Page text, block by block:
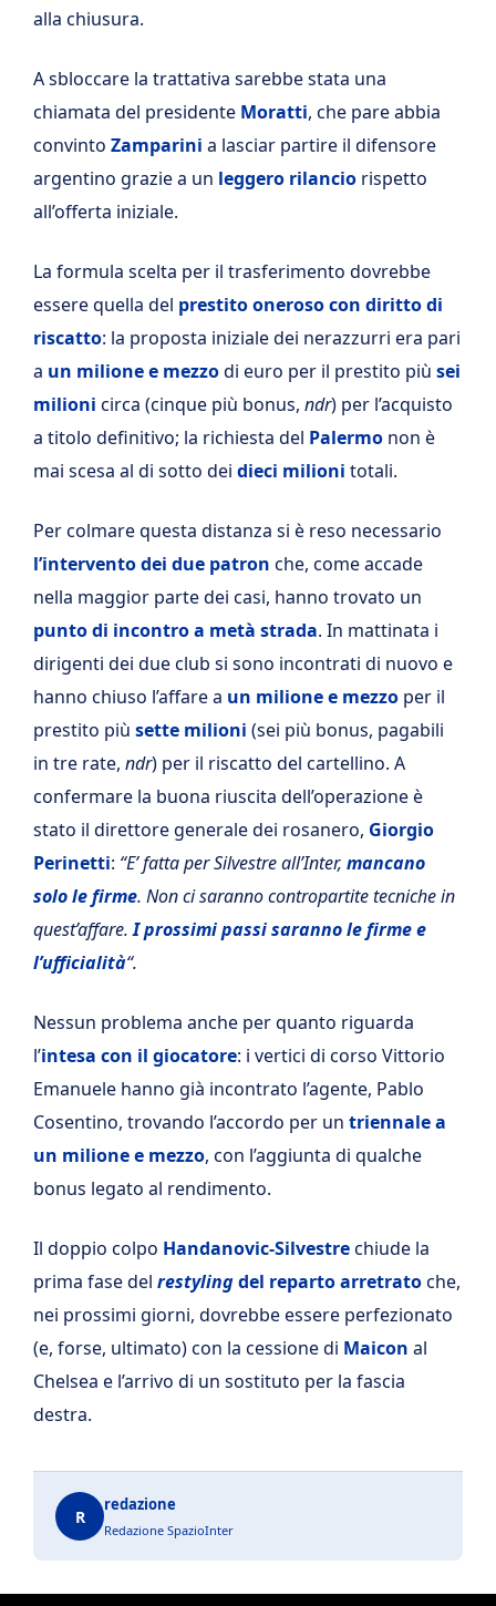
alla chiusura.
A sbloccare la trattativa sarebbe stata una
chiamata del presidente Moratti, che pare abbia
convinto Zamparini a lasciar partire il difensore
argentino grazie a un leggero rilancio rispetto
all’offerta iniziale.
La formula scelta per il trasferimento dovrebbe
essere quella del prestito oneroso con diritto di
riscatto: la proposta iniziale dei nerazzurri era pari
a un milione e mezzodi euro per il prestito più sei
milioni circa (cinque più bonus, ndr) per l’acquisto
a titolo definitivo; la richiesta del Palermo non è
mai scesa al di sotto dei dieci milioni totali.
Per colmare questa distanza si è reso necessario
l’intervento dei due patron che, come accade
nella maggior parte dei casi, hanno trovato un
punto di incontro a metà strada. In mattinata i
dirigenti dei due club si sono incontrati di nuovo e
hanno chiuso l’affare a un milione e mezzo per il
prestito più sette milioni (sei più bonus, pagabili
in tre rate, ndr) per il riscatto del cartellino. A
confermare la buona riuscita dell’operazione è
stato il direttore generale dei rosanero, Giorgio
Perinetti: “E’ fatta per Silvestre all’Inter, mancano
solo le firme. Non ci saranno contropartite tecniche in
quest’affare.I prossimi passi saranno le firme e
l’ufficialità“.
Nessun problema anche per quanto riguarda
l’intesa con il giocatore: i vertici di corso Vittorio
Emanuele hanno già incontrato l’agente, Pablo
Cosentino, trovando l’accordo per un triennale a
un milione e mezzo, con l’aggiunta di qualche
bonus legato al rendimento.
Il doppio colpo Handanovic-Silvestrechiude la
prima fase del restylingdel reparto arretratoche,
nei prossimi giorni, dovrebbe essere perfezionato
(e, forse, ultimato) con la cessione di Maicon al
Chelsea e l’arrivo di un sostituto per la fascia
destra.
R
redazione
Redazione SpazioInter